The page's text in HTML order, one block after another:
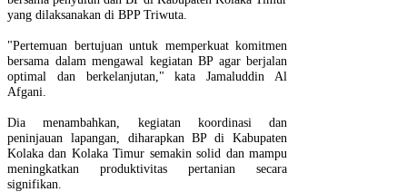
yang dilaksanakan di BPP Triwuta.
"Pertemuan bertujuan untuk memperkuat komitmen
bersama dalam mengawal kegiatan BP agar berjalan
optimal dan berkelanjutan," kata Jamaluddin Al
Afgani.
Dia menambahkan, kegiatan koordinasi dan
peninjauan lapangan, diharapkan BP di Kabupaten
Kolaka dan Kolaka Timur semakin solid dan mampu
meningkatkan produktivitas pertanian secara
signifikan.